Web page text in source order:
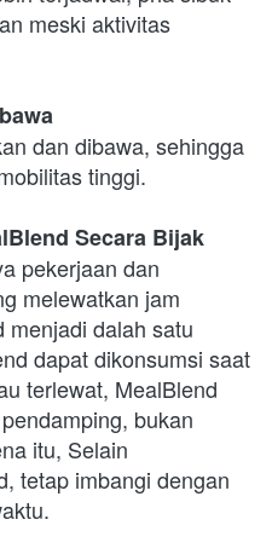
meski aktivitas
dan dibawa, sehingga
tinggi.
Secara Bijak
pekerjaan dan
melewatkan jam
menjadi dalah satu
dapat dikonsumsi saat
terlewat, MealBlend
bukan
itu, Selain
tetap imbangi dengan